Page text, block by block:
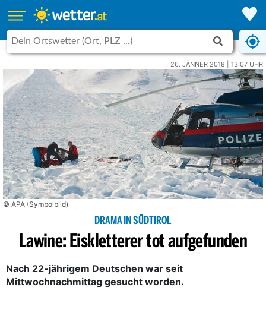
26. JÄNNER 2018 | 13:07 UHR
© APA (Symbolbild)
DRAMA IN SÜDTIROL
Lawine: Eiskletterer tot aufgefunden
Nach 22-jährigem Deutschen war seit
Mittwochnachmittag gesucht worden.